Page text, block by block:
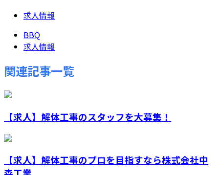
求人情報
BBQ
求人情報
関連記事一覧
【求人】解体工事のスタッフを大募集！
【求人】解体工事のプロを目指すなら株式会社中